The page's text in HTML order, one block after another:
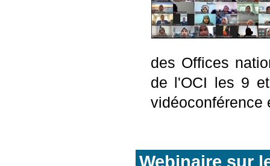
des Offices
de l'OCI les 9
vidéoconférence
Webinaire sur